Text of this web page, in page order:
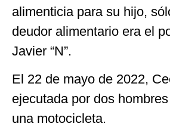
alimenticia para su hijo,
deudor alimentario era el
Javier “N”.
El 22 de mayo de 2022,
ejecutada por dos
una motocicleta.